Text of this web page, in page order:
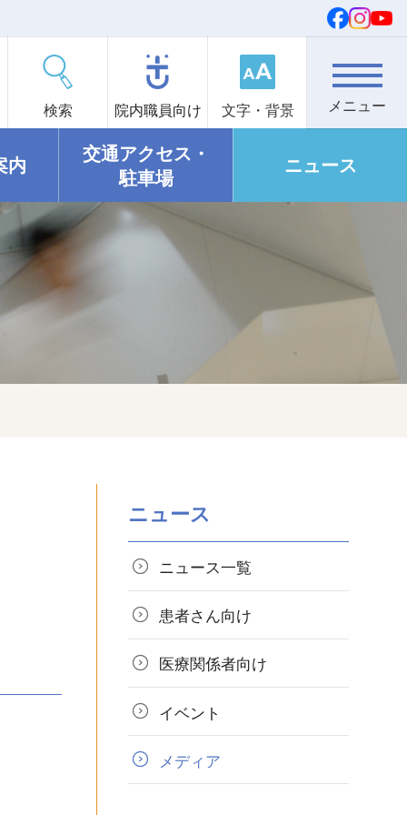
検索 院内職員向け 文字・背景
内
交通アクセス・
駐車場
ニュース
ニュース
ニュース一覧
患者さん向け
医療関係者向け
イベント
メディア